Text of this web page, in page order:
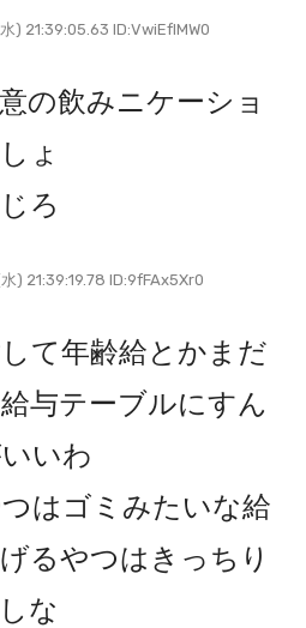
) 21:39:05.63 ID:VwiEfIMW0
の飲みニケーショ
ょ
ろ
) 21:39:19.78 ID:9fFAx5Xr0
て年齢給とかまだ
与テーブルにすん
いわ
はゴミみたいな給
るやつはきっちり
な